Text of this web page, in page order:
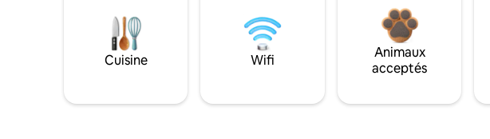
Cuisine Wifi
Animaux
acceptés